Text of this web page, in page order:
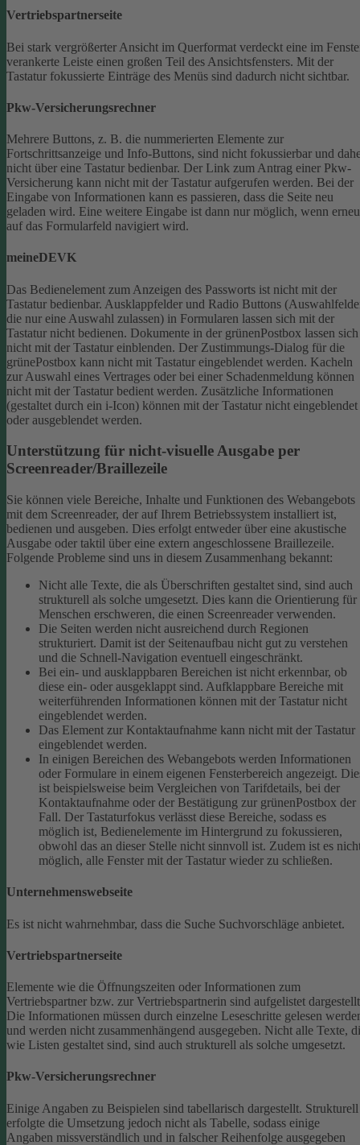
Vertriebspartnerseite
Bei stark vergrößerter Ansicht im Querformat verdeckt eine im
verankerte Leiste einen großen Teil des Ansichtsfensters. Mit der
Tastatur fokussierte Einträge des Menüs sind dadurch nicht sichtbar.
Pkw-Versicherungsrechner
Mehrere Buttons, z. B. die nummerierten Elemente zur
Fortschrittsanzeige und Info-Buttons, sind nicht fokussierbar und
nicht über eine Tastatur bedienbar. Der Link zum Antrag einer Pkw-
Versicherung kann nicht mit der Tastatur aufgerufen werden. Bei der
Eingabe von Informationen kann es passieren, dass die Seite neu
geladen wird. Eine weitere Eingabe ist dann nur möglich, wenn
auf das Formularfeld navigiert wird.
meineDEVK
Das Bedienelement zum Anzeigen des Passworts ist nicht mit der
Tastatur bedienbar. Ausklappfelder und Radio Buttons
die nur eine Auswahl zulassen) in Formularen lassen sich mit der
Tastatur nicht bedienen. Dokumente in der grünenPostbox lassen sich
nicht mit der Tastatur einblenden. Der Zustimmungs-Dialog für die
grünePostbox kann nicht mit Tastatur eingeblendet werden. Kacheln
zur Auswahl eines Vertrages oder bei einer Schadenmeldung können
nicht mit der Tastatur bedient werden. Zusätzliche Informationen
(gestaltet durch ein i-Icon) können mit der Tastatur nicht eingeblendet
oder ausgeblendet werden.
Unterstützung für nicht-visuelle Ausgabe per
Screenreader/Braillezeile
Sie können viele Bereiche, Inhalte und Funktionen des Webangebots
mit dem Screenreader, der auf Ihrem Betriebssystem installiert ist,
bedienen und ausgeben. Dies erfolgt entweder über eine akustische
Ausgabe oder taktil über eine extern angeschlossene Braillezeile.
Folgende Probleme sind uns in diesem Zusammenhang bekannt:
Nicht alle Texte, die als Überschriften gestaltet sind, sind auch
strukturell als solche umgesetzt. Dies kann die Orientierung für
Menschen erschweren, die einen Screenreader verwenden.
Die Seiten werden nicht ausreichend durch Regionen
strukturiert. Damit ist der Seitenaufbau nicht gut zu verstehen
und die Schnell-Navigation eventuell eingeschränkt.
Bei ein- und ausklappbaren Bereichen ist nicht erkennbar, ob
diese ein- oder ausgeklappt sind. Aufklappbare Bereiche mit
weiterführenden Informationen können mit der Tastatur nicht
eingeblendet werden.
Das Element zur Kontaktaufnahme kann nicht mit der Tastatur
eingeblendet werden.
In einigen Bereichen des Webangebots werden Informationen
oder Formulare in einem eigenen Fensterbereich angezeigt.
ist beispielsweise beim Vergleichen von Tarifdetails, bei der
Kontaktaufnahme oder der Bestätigung zur grünenPostbox der
Fall. Der Tastaturfokus verlässt diese Bereiche, sodass es
möglich ist, Bedienelemente im Hintergrund zu fokussieren,
obwohl das an dieser Stelle nicht sinnvoll ist. Zudem ist es
möglich, alle Fenster mit der Tastatur wieder zu schließen.
Unternehmenswebseite
Es ist nicht wahrnehmbar, dass die Suche Suchvorschläge anbietet.
Vertriebspartnerseite
Elemente wie die Öffnungszeiten oder Informationen zum
Vertriebspartner bzw. zur Vertriebspartnerin sind aufgelistet
Die Informationen müssen durch einzelne Leseschritte gelesen
und werden nicht zusammenhängend ausgegeben. Nicht alle Texte,
wie Listen gestaltet sind, sind auch strukturell als solche umgesetzt.
Pkw-Versicherungsrechner
Einige Angaben zu Beispielen sind tabellarisch dargestellt. Strukturell
erfolgte die Umsetzung jedoch nicht als Tabelle, sodass einige
Angaben missverständlich und in falscher Reihenfolge ausgegeben